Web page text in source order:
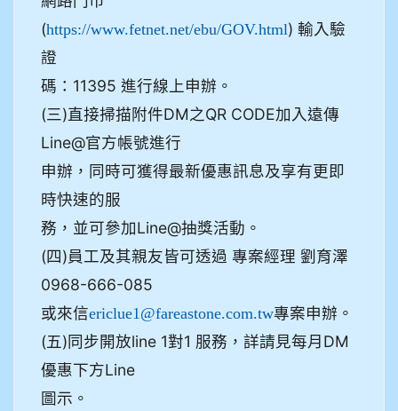
(https://www.fetnet.net/ebu/GOV.html) 輸入驗
證
碼：11395 進行線上申辦。
(三)直接掃描附件DM之QR CODE加入遠傳
Line@官方帳號進行
申辦，同時可獲得最新優惠訊息及享有更即
時快速的服
務，並可參加Line@抽獎活動。
(四)員工及其親友皆可透過 專案經理 劉育澤
0968-666-085
或來信ericlue1@fareastone.com.tw專案申辦。
(五)同步開放line 1對1 服務，詳請見每月DM
優惠下方Line
圖示。